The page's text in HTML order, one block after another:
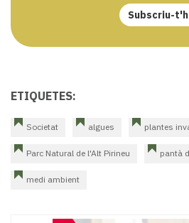
Subscriu-
ETIQUETES:
Societat algues plantes
Parc Natural de l'Alt Pirineu pantà
medi ambient